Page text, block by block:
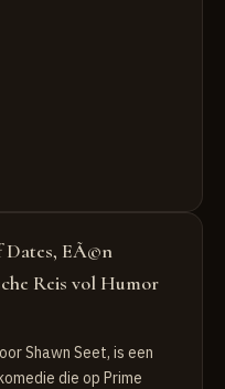
Dates, EÃ©n
Reis vol Humor
Shawn Seet, is een
die op Prime